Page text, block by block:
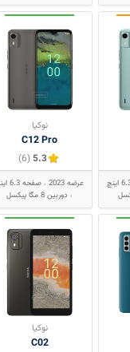
نوکیا
C12 Pro
5.3
(6)
عرضه 2023
صفحه 6.3 اینچ
دوربین 8 مگا پیکسل
نوکیا
C02